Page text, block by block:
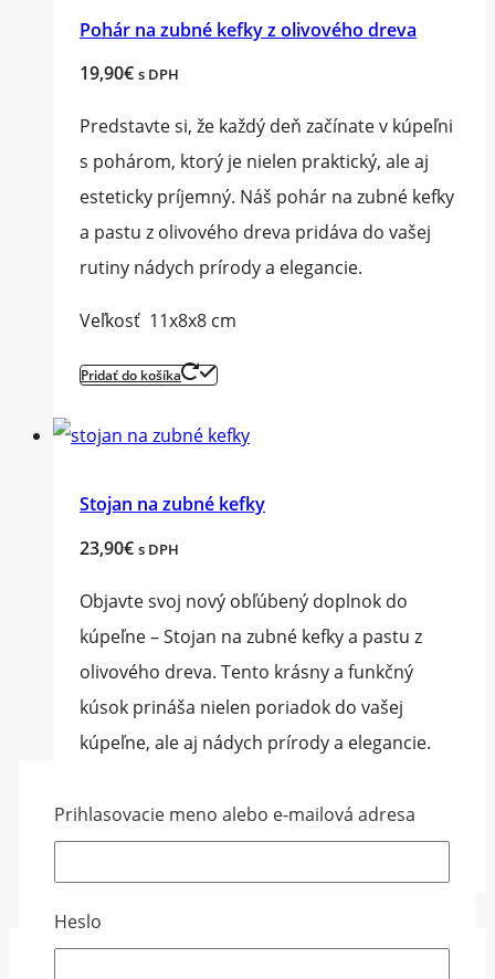
Pohár na zubné kefky z olivového dreva
19,90€ s DPH
Predstavte si, že každý deň začínate v kúpeľni
s pohárom, ktorý je nielen praktický, ale aj
esteticky príjemný. Náš pohár na zubné kefky
a pastu z olivového dreva pridáva do vašej
rutiny nádych prírody a elegancie.
Veľkosť 11x8x8 cm
Pridať do košíka
Stojan na zubné kefky
23,90€ s DPH
Objavte svoj nový obľúbený doplnok do
kúpeľne – Stojan na zubné kefky a pastu z
olivového dreva. Tento krásny a funkčný
kúsok prináša nielen poriadok do vašej
kúpeľne, ale aj nádych prírody a elegancie.
Prihlasovacie meno alebo e-mailová adresa
Heslo